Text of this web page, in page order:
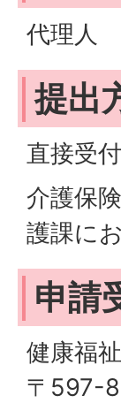
代理人
提出
直接受
介護保
護課に
申請
健康福
〒597-